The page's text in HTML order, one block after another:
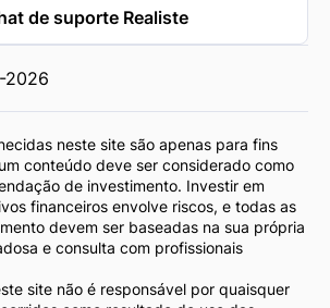
de suporte Realiste
2026
neste site são apenas para fins
conteúdo deve ser considerado como
de investimento. Investir em
financeiros envolve riscos, e todas as
devem ser baseadas na sua própria
e consulta com profissionais
site não é responsável por quaisquer